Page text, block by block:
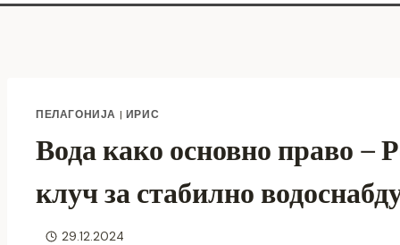
ПЕЛАГОНИЈА | ИРИС
Вода како основно право –
клуч за стабилно
29.12.2024